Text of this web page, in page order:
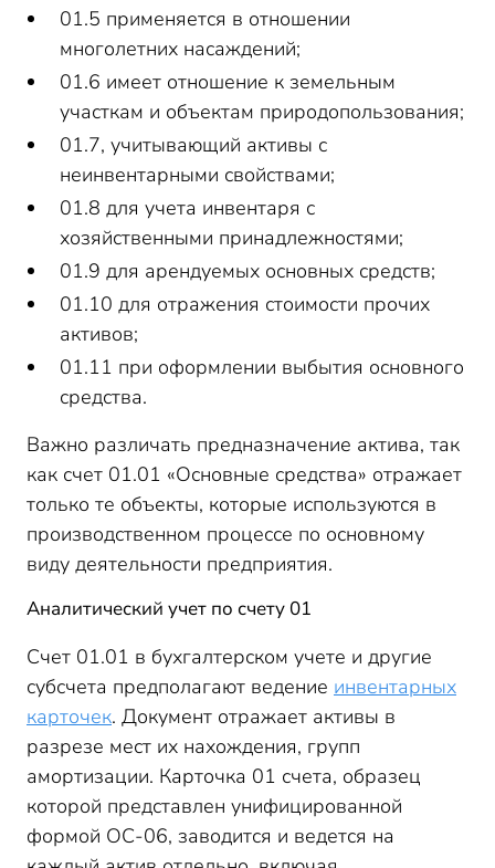
01.5 применяется в отношении
многолетних насаждений;
01.6 имеет отношение к земельным
участкам и объектам природопользования;
01.7, учитывающий активы с
неинвентарными свойствами;
01.8 для учета инвентаря с
хозяйственными принадлежностями;
01.9 для арендуемых основных средств;
01.10 для отражения стоимости прочих
активов;
01.11 при оформлении выбытия основного
средства.
Важно различать предназначение актива, так
как счет 01.01 «Основные средства» отражает
только те объекты, которые используются в
производственном процессе по основному
виду деятельности предприятия.
Аналитический учет по счету 01
Счет 01.01 в бухгалтерском учете и другие
субсчета предполагают ведение инвентарных
карточек. Документ отражает активы в
разрезе мест их нахождения, групп
амортизации. Карточка 01 счета, образец
которой представлен унифицированной
формой ОС-06, заводится и ведется на